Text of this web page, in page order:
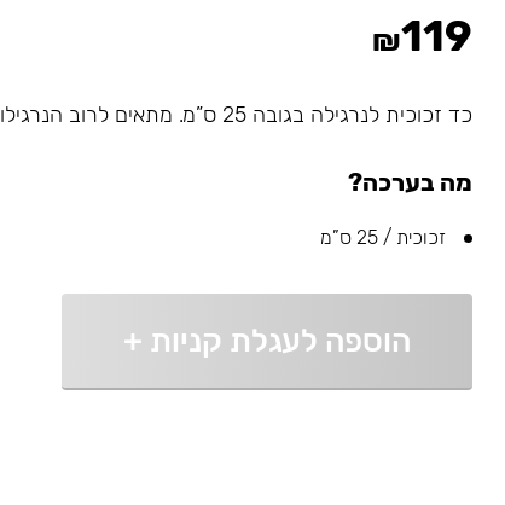
₪119
כד זכוכית לנרגילה בגובה 25 ס”מ. מתאים לרוב הנרגילות שמתחברות עם גומיה.
מה בערכה?
זכוכית / 25 ס”מ
הוספה לעגלת קניות +